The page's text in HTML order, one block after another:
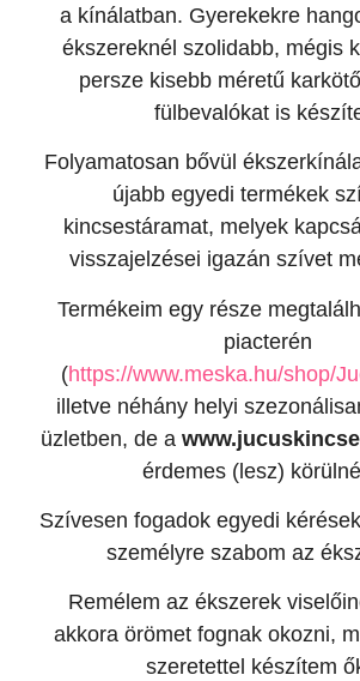
a kínálatban. Gyerekekre
ékszereknél szolidabb, mégis
persze kisebb méretű
fülbevalókat is
Folyamatosan bővül
újabb egyedi termékek
kincsestáramat, melyek
visszajelzései igazán szívet
Termékeim egy része
piacterén
(https://www.meska.hu/shop/
illetve néhány helyi
üzletben, de a
érdemes (lesz)
Szívesen fogadok egyedi
személyre szabom az
Remélem az ékszerek
akkora örömet fognak okozni,
szeretettel készítem